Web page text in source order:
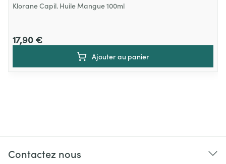
Klorane Capil. Huile Mangue 100ml
17,90 €
Ajouter au panier
Contactez nous